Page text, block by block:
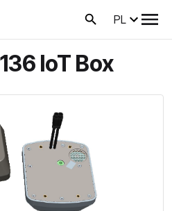
PL
IoT Box